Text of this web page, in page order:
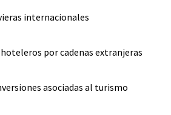
internacionales
por cadenas extranjeras
asociadas al turismo